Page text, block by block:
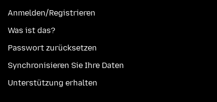
Anmelden/Registrieren
Was ist das?
Passwort zurücksetzen
Synchronisieren Sie Ihre Daten
Unterstützung erhalten